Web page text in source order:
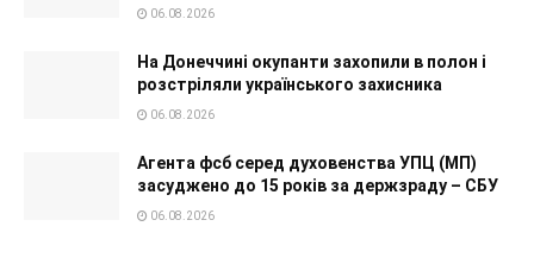
06.08.2026
На Донеччині окупанти захопили в полон і
розстріляли українського захисника
06.08.2026
Агента фсб серед духовенства УПЦ (МП)
засуджено до 15 років за держзраду – СБУ
06.08.2026